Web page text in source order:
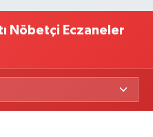
Nöbetçi Eczaneler